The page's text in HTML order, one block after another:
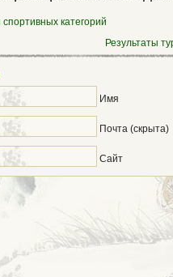
категорий
Результаты
Имя
Почта (скрыта)
Сайт